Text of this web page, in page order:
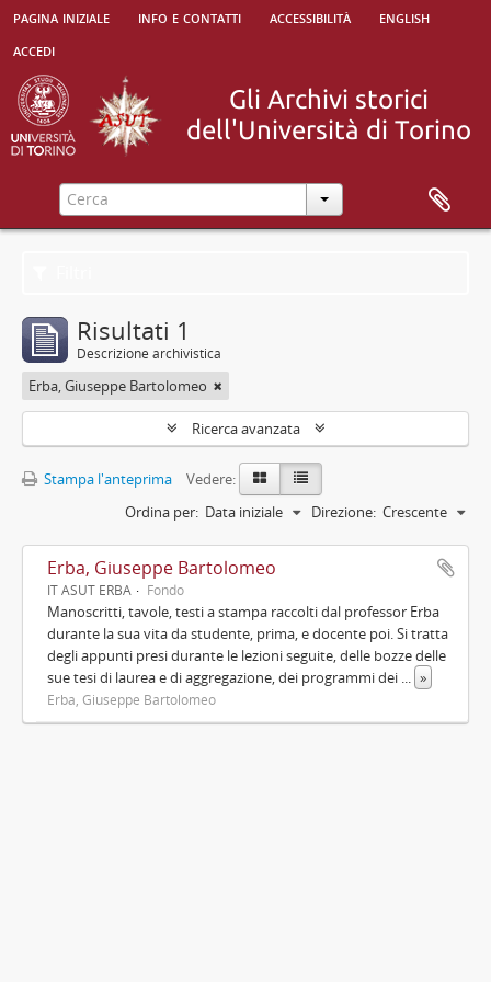
pagina iniziale info e contatti accessibilità
english
accedi
Risultati 1
Descrizione archivistica
Erba, Giuseppe Bartolomeo
Ricerca avanzata
Stampa l'anteprima
Vedere:
Ordina per: Data iniziale Direzione: Crescente
Erba, Giuseppe Bartolomeo
IT ASUT ERBA Fondo
Manoscritti, tavole, testi a stampa raccolti dal professor Erba
durante la sua vita da studente, prima, e docente poi. Si tratta
degli appunti presi durante le lezioni seguite, delle bozze delle
sue tesi di laurea e di aggregazione, dei programmi dei ... »
Erba, Giuseppe Bartolomeo